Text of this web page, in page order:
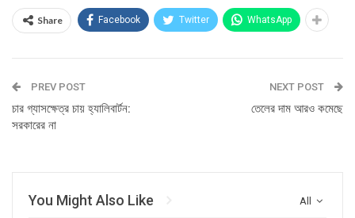
Share Facebook Twitter WhatsApp
PREV POST
চার গ্যাসক্ষেত্র চায় হ্যালিবার্টন:
সরকারের না
NEXT POST
তেলের দাম আরও কমেছে
All
You Might Also Like